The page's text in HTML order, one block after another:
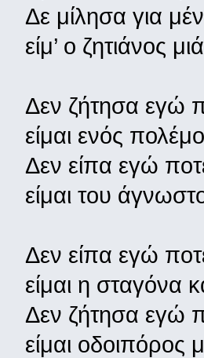
Δε μίλησα για
είμ’ ο ζητιάνος
Δεν ζήτησα εγώ
είμαι ενός
Δεν είπα εγώ
είμαι του
Δεν είπα εγώ
είμαι η σταγόνα
Δεν ζήτησα εγώ
είμαι οδοιπόρος